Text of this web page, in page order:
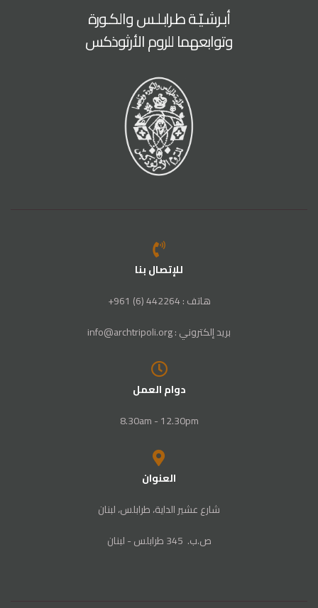
أبـرشـيّـة طـرابـلـس والكـورة
وتوابعهما للروم الأرثوذكس
للإتصال بنا
هاتف : 442264 (6) 961+
بريد إلكتروني : info@archtripoli.org
دوام العمل
8.30am - 12.30pm
العنوان
شارع عشير الداية، طرابلس، لبنان
ص‭.‬ب. ‬345‭ ‬ طرابلس‭ - ‬لبنان